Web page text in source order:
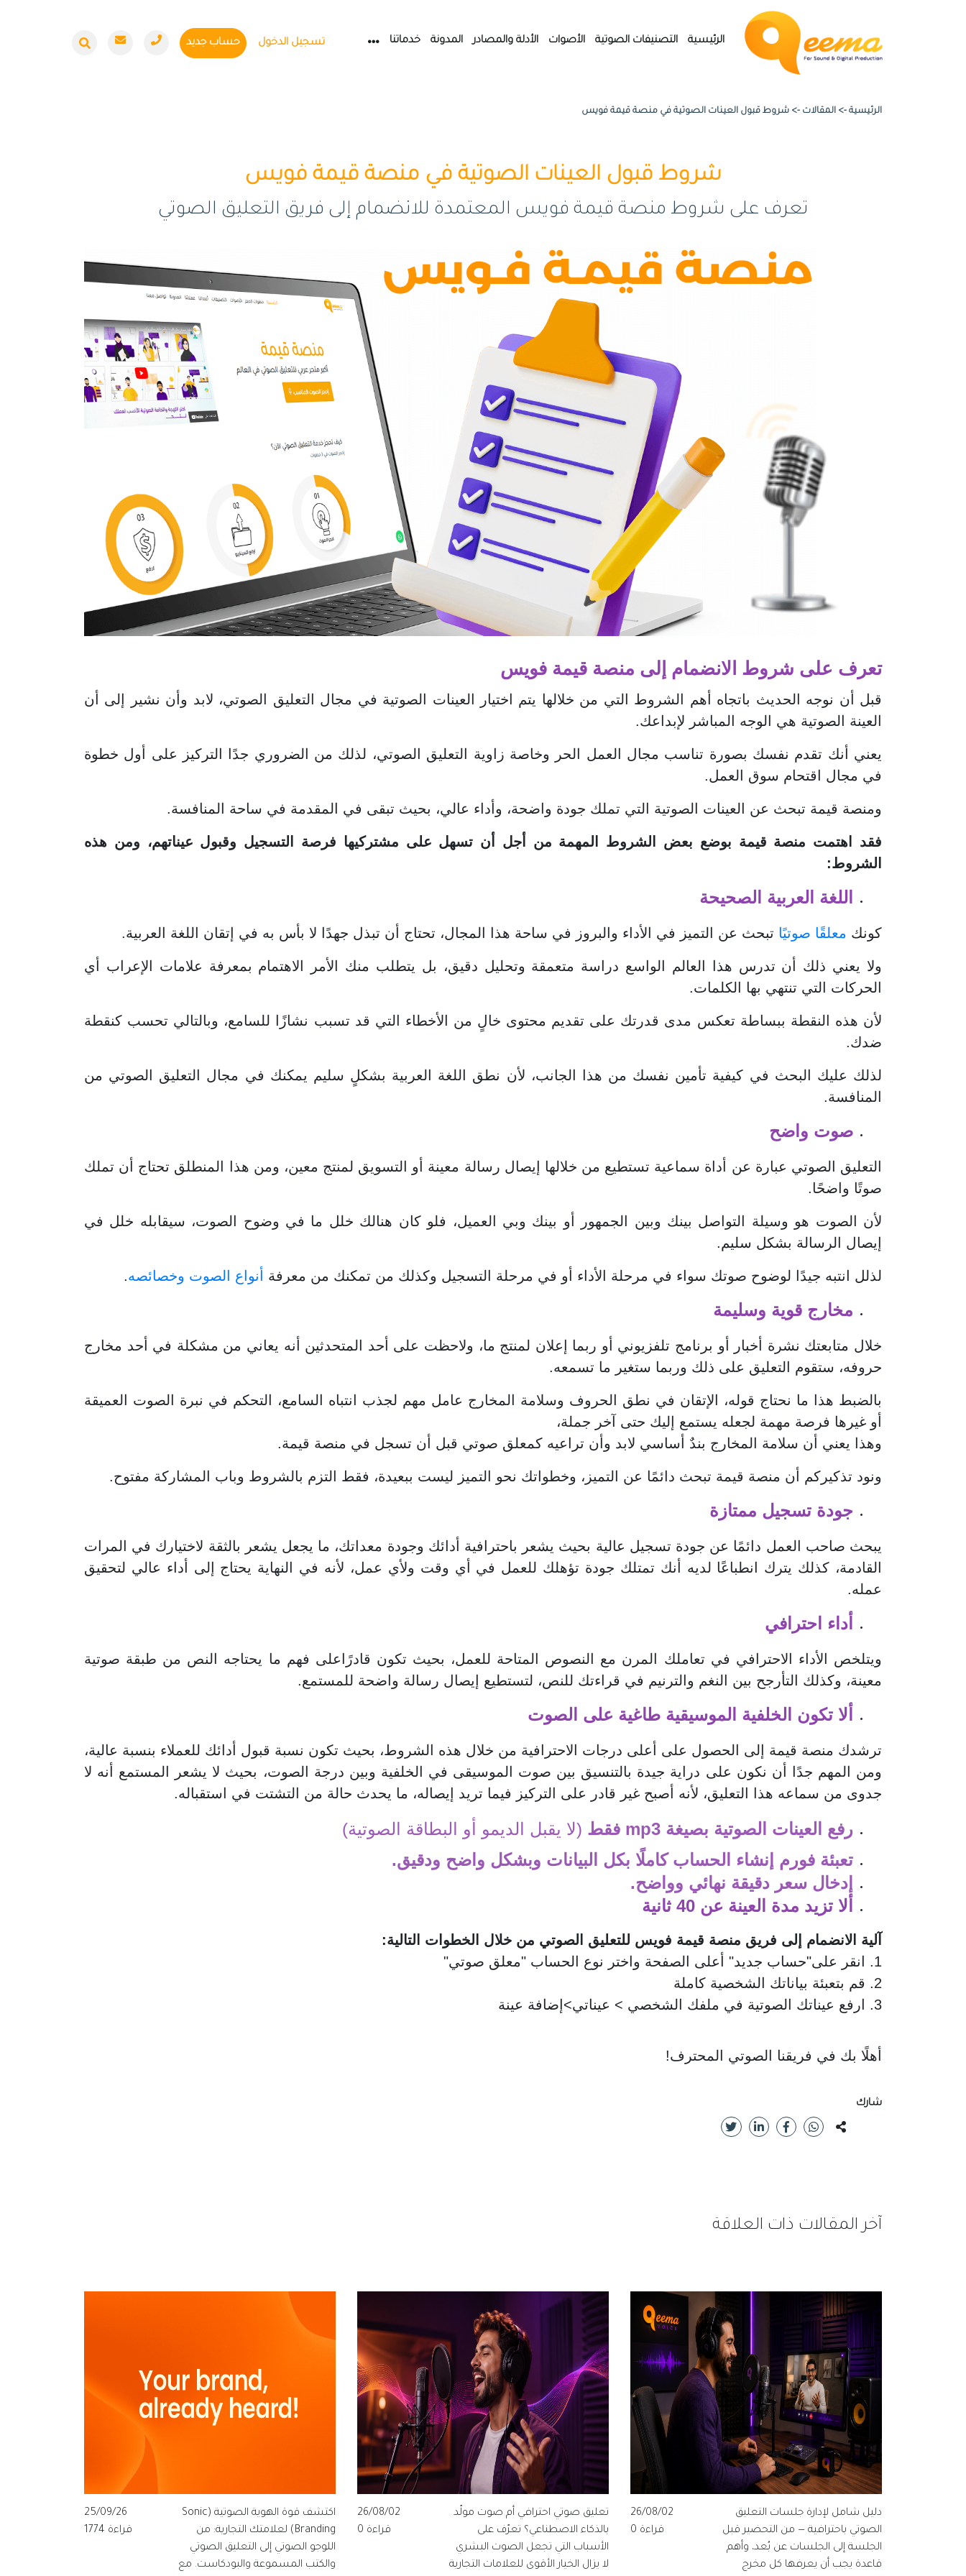
الرئيسية التصنيفات الصوتية الأصوات الأدلة والمصادر المدونة خدماتنا تسجيل الدخول حساب جديد
الرئيسية -> المقالات -> شروط قبول العينات الصوتية في منصة قيمة فويس
شروط قبول العينات الصوتية في منصة قيمة فويس
تعرف على شروط منصة قيمة فويس المعتمدة للانضمام إلى فريق التعليق الصوتي
تعرف على شروط الانضمام إلى منصة قيمة فويس
قبل أن نوجه الحديث باتجاه أهم الشروط التي من خلالها يتم اختيار العينات الصوتية في مجال التعليق الصوتي، لابد وأن نشير إلى أن
العينة الصوتية هي الوجه المباشر لإبداعك.
يعني أنك تقدم نفسك بصورة تناسب مجال العمل الحر وخاصة زاوية التعليق الصوتي، لذلك من الضروري جدًا التركيز على أول خطوة
في مجال اقتحام سوق العمل.
ومنصة قيمة تبحث عن العينات الصوتية التي تملك جودة واضحة، وأداء عالي، بحيث تبقى في المقدمة في ساحة المنافسة.
فقد اهتمت منصة قيمة بوضع بعض الشروط المهمة من أجل أن تسهل على مشتركيها فرصة التسجيل وقبول عيناتهم، ومن هذه
الشروط:
اللغة العربية الصحيحة
كونك معلقًا صوتيًا تبحث عن التميز في الأداء والبروز في ساحة هذا المجال، تحتاج أن تبذل جهدًا لا بأس به في إتقان اللغة العربية.
ولا يعني ذلك أن تدرس هذا العالم الواسع دراسة متعمقة وتحليل دقيق، بل يتطلب منك الأمر الاهتمام بمعرفة علامات الإعراب أي
الحركات التي تنتهي بها الكلمات.
لأن هذه النقطة ببساطة تعكس مدى قدرتك على تقديم محتوى خالٍ من الأخطاء التي قد تسبب نشازًا للسامع، وبالتالي تحسب كنقطة
ضدك.
لذلك عليك البحث في كيفية تأمين نفسك من هذا الجانب، لأن نطق اللغة العربية بشكلٍ سليم يمكنك في مجال التعليق الصوتي من
المنافسة.
صوت واضح
التعليق الصوتي عبارة عن أداة سماعية تستطيع من خلالها إيصال رسالة معينة أو التسويق لمنتج معين، ومن هذا المنطلق تحتاج أن تملك
صوتًا واضحًا.
لأن الصوت هو وسيلة التواصل بينك وبين الجمهور أو بينك وبي العميل، فلو كان هنالك خلل ما في وضوح الصوت، سيقابله خلل في
إيصال الرسالة بشكل سليم.
لذلل انتبه جيدًا لوضوح صوتك سواء في مرحلة الأداء أو في مرحلة التسجيل وكذلك من تمكنك من معرفة أنواع الصوت وخصائصه.
مخارج قوية وسليمة
خلال متابعتك نشرة أخبار أو برنامج تلفزيوني أو ربما إعلان لمنتج ما، ولاحظت على أحد المتحدثين أنه يعاني من مشكلة في أحد مخارج
حروفه، ستقوم التعليق على ذلك وربما ستغير ما تسمعه.
بالضبط هذا ما نحتاج قوله، الإتقان في نطق الحروف وسلامة المخارج عامل مهم لجذب انتباه السامع، التحكم في نبرة الصوت العميقة
أو غيرها فرصة مهمة لجعله يستمع إليك حتى آخر جملة،
وهذا يعني أن سلامة المخارج بندٌ أساسي لابد وأن تراعيه كمعلق صوتي قبل أن تسجل في منصة قيمة.
ونود تذكيركم أن منصة قيمة تبحث دائمًا عن التميز، وخطواتك نحو التميز ليست ببعيدة، فقط التزم بالشروط وباب المشاركة مفتوح.
جودة تسجيل ممتازة
يبحث صاحب العمل دائمًا عن جودة تسجيل عالية بحيث يشعر باحترافية أدائك وجودة معداتك، ما يجعل يشعر بالثقة لاختيارك في المرات
القادمة، كذلك يترك انطباعًا لديه أنك تمتلك جودة تؤهلك للعمل في أي وقت ولأي عمل، لأنه في النهاية يحتاج إلى أداء عالي لتحقيق
عمله.
أداء احترافي
ويتلخص الأداء الاحترافي في تعاملك المرن مع النصوص المتاحة للعمل، بحيث تكون قادرًاعلى فهم ما يحتاجه النص من طبقة صوتية
معينة، وكذلك التأرجح بين النغم والترنيم في قراءتك للنص، لتستطيع إيصال رسالة واضحة للمستمع.
ألا تكون الخلفية الموسيقية طاغية على الصوت
ترشدك منصة قيمة إلى الحصول على أعلى درجات الاحترافية من خلال هذه الشروط، بحيث تكون نسبة قبول أدائك للعملاء بنسبة عالية،
ومن المهم جدًا أن نكون على دراية جيدة بالتنسيق بين صوت الموسيقى في الخلفية وبين درجة الصوت، بحيث لا يشعر المستمع أنه لا
جدوى من سماعه هذا التعليق، لأنه أصبح غير قادر على التركيز فيما تريد إيصاله، ما يحدث حالة من التشتت في استقباله.
رفع العينات الصوتية بصيغة mp3 فقط
(لا يقبل الديمو أو البطاقة الصوتية)
تعبئة فورم إنشاء الحساب كاملًا بكل البيانات وبشكل واضح ودقيق.
إدخال سعر دقيقة نهائي وواضح.
ألا تزيد مدة العينة عن 40 ثانية
آلية الانضمام إلى فريق منصة قيمة فويس للتعليق الصوتي من خلال الخطوات التالية:
1. انقر على"حساب جديد" أعلى الصفحة واختر نوع الحساب "معلق صوتي"
2. قم بتعبئة بياناتك الشخصية كاملة
3. ارفع عيناتك الصوتية في ملفك الشخصي > عيناتي>إضافة عينة
أهلًا بك في فريقنا الصوتي المحترف!
شارك
آخر المقالات ذات العلاقة
دليل شامل لإدارة جلسات التعليق
الصوتي باحترافية — من التحضير قبل
الجلسة إلى الجلسات عن بُعد، وأهم
قاعدة يجب أن يعرفها كل مخرج
26/08/02
قراءة 0
تعليق صوتي احترافي أم صوت مولّد
بالذكاء الاصطناعي؟ تعرّف على
الأسباب التي تجعل الصوت البشري
لا يزال الخيار الأقوى للعلامات التجارية
26/08/02
قراءة 0
اكتشف قوة الهوية الصوتية (Sonic
Branding) لعلامتك التجارية: من
اللوجو الصوتي إلى التعليق الصوتي
والكتب المسموعة والبودكاست. مع
25/09/26
قراءة 1774